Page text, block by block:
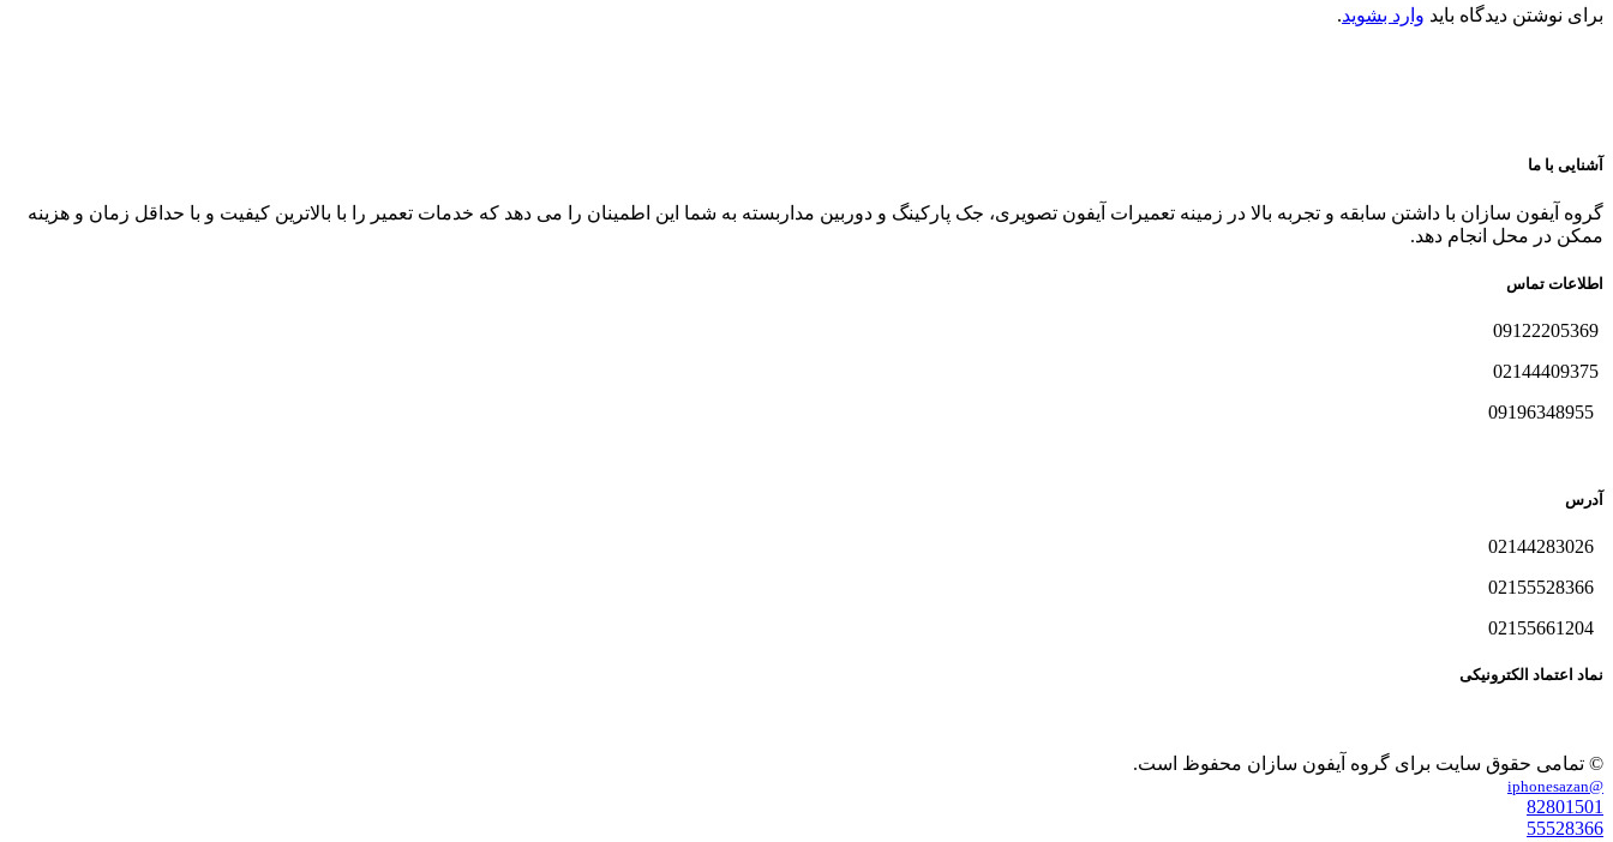
برای نوشتن دیدگاه باید وارد بشوید.
آشنایی با ما
گروه آیفون سازان با داشتن سابقه و تجربه بالا در زمینه تعمیرات آیفون تصویری، جک پارکینگ و دوربین مداربسته به شما این اطمینان را می دهد که خدمات تعمیر را با بالاترین کیفیت و با حداقل زمان و هزینه
ممکن در محل انجام دهد.
اطلاعات تماس
آدرس
نماد اعتماد الکترونیکی
© تمامی حقوق سایت برای گروه آیفون سازان محفوظ است.
@iphonesazan
82801501
55528366